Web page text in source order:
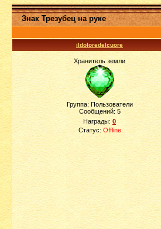
Знак Трезубец на руке
ildoloredelcuore
Хранитель земли
Группа: Пользователи
Сообщений: 5
Награды: 0
Статус: Offline